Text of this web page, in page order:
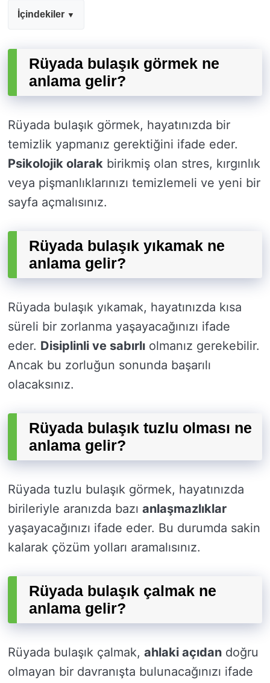
İçindekiler
Rüyada bulaşık görmek ne
anlama gelir?
Rüyada bulaşık görmek, hayatınızda bir
temizlik yapmanız gerektiğini ifade eder.
Psikolojik olarak birikmiş olan stres, kırgınlık
veya pişmanlıklarınızı temizlemeli ve yeni bir
sayfa açmalısınız.
Rüyada bulaşık yıkamak ne
anlama gelir?
Rüyada bulaşık yıkamak, hayatınızda kısa
süreli bir zorlanma yaşayacağınızı ifade
eder. Disiplinli ve sabırlı olmanız gerekebilir.
Ancak bu zorluğun sonunda başarılı
olacaksınız.
Rüyada bulaşık tuzlu olması ne
anlama gelir?
Rüyada tuzlu bulaşık görmek, hayatınızda
birileriyle aranızda bazı anlaşmazlıklar
yaşayacağınızı ifade eder. Bu durumda sakin
kalarak çözüm yolları aramalısınız.
Rüyada bulaşık çalmak ne
anlama gelir?
Rüyada bulaşık çalmak, ahlaki açıdan doğru
olmayan bir davranışta bulunacağınızı ifade